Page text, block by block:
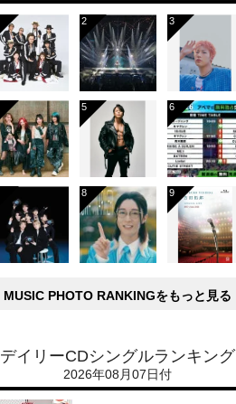
MUSIC PHOTO RANKINGをもっと見る
デイリーCDシングルランキング
2026年08月07日付